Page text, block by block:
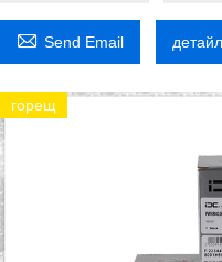
 Send Email
горещ